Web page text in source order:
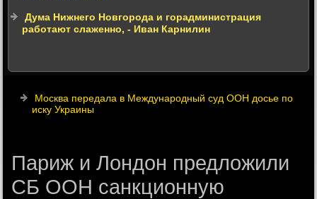
Дума Нижнего Новгорода и горадминистрация
работают слаженно, - Иван Карнилин
Москва передала в Международный суд ООН досье по
иску Украины
Париж и Лондон предложили
СБ ООН санкционную